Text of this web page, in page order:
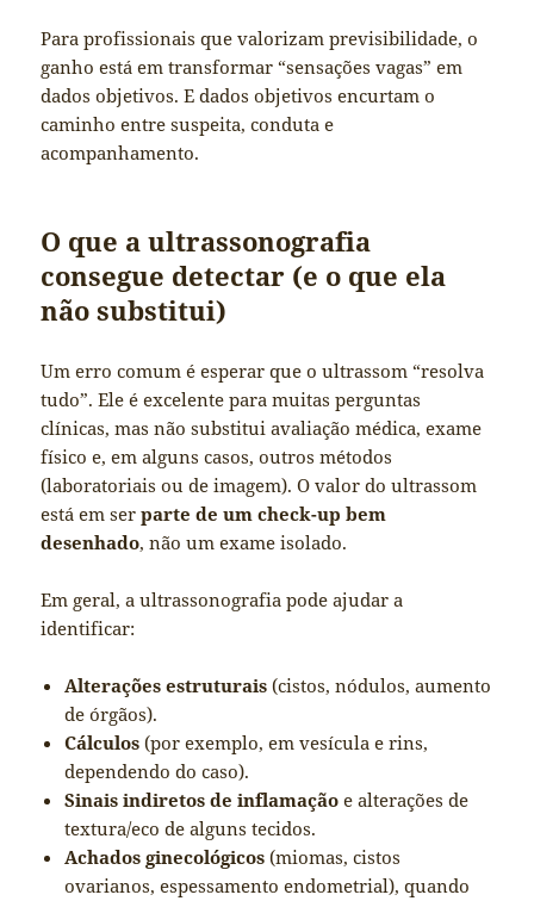
Para profissionais que valorizam previsibilidade, o
ganho está em transformar “sensações vagas” em
dados objetivos. E dados objetivos encurtam o
caminho entre suspeita, conduta e
acompanhamento.
O que a ultrassonografia
consegue detectar (e o que ela
não substitui)
Um erro comum é esperar que o ultrassom “resolva
tudo”. Ele é excelente para muitas perguntas
clínicas, mas não substitui avaliação médica, exame
físico e, em alguns casos, outros métodos
(laboratoriais ou de imagem). O valor do ultrassom
está em serparte de um check-up bem
desenhado, não um exame isolado.
Em geral, a ultrassonografia pode ajudar a
identificar:
Alterações estruturais (cistos, nódulos, aumento
de órgãos).
Cálculos (por exemplo, em vesícula e rins,
dependendo do caso).
Sinais indiretos de inflamação e alterações de
textura/eco de alguns tecidos.
Achados ginecológicos (miomas, cistos
ovarianos, espessamento endometrial), quando